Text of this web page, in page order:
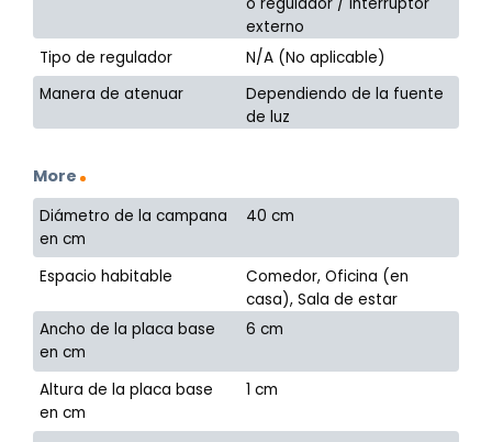
externo
Tipo de regulador
N/A (No aplicable)
Manera de atenuar
Dependiendo de la fuente
de luz
More
Diámetro de la campana
en cm
40 cm
Espacio habitable
Comedor, Oficina (en
casa), Sala de estar
Ancho de la placa base
en cm
6 cm
Altura de la placa base
en cm
1 cm